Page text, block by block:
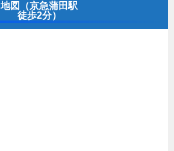
地図（京急蒲田駅
徒歩2分）